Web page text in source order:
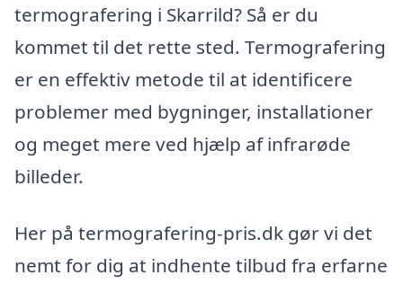
termografering i Skarrild? Så er du
kommet til det rette sted. Termografering
er en effektiv metode til at identificere
problemer med bygninger, installationer
og meget mere ved hjælp af infrarøde
billeder.
Her på termografering-pris.dk gør vi det
nemt for dig at indhente tilbud fra erfarne